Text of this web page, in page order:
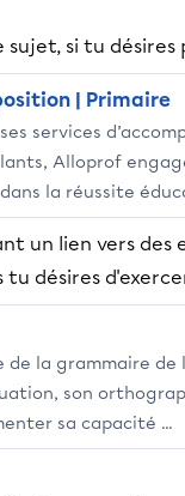
sujet, si tu
| Primaire
services
Alloprof
la réussite
un lien vers des
désires
la grammaire de
son
sa capacité ...